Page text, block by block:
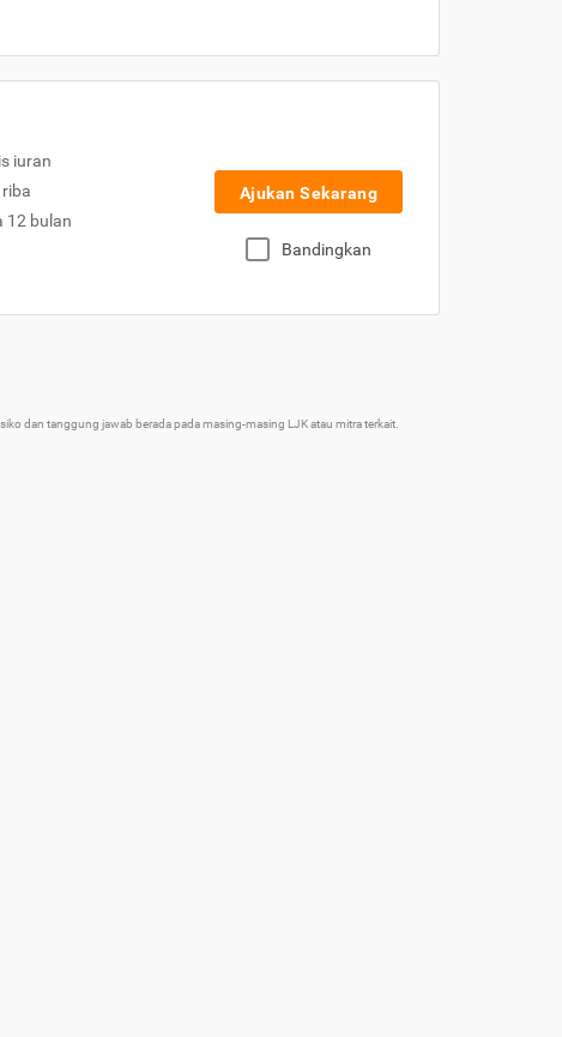
iuran
12 bulan
Ajukan Sekarang
Bandingkan
dan tanggung jawab berada pada masing-masing LJK atau mitra terkait.